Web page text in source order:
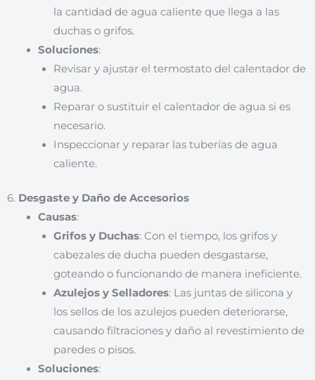
la cantidad de agua caliente que llega a las
duchas o grifos.
Soluciones:
Revisar y ajustar el termostato del calentador de
agua.
Reparar o sustituir el calentador de agua si es
necesario.
Inspeccionar y reparar las tuberías de agua
caliente.
6. Desgaste y Daño de Accesorios
Causas:
Grifos y Duchas: Con el tiempo, los grifos y
cabezales de ducha pueden desgastarse,
goteando o funcionando de manera ineficiente.
Azulejos y Selladores: Las juntas de silicona y
los sellos de los azulejos pueden deteriorarse,
causando filtraciones y daño al revestimiento de
paredes o pisos.
Soluciones: